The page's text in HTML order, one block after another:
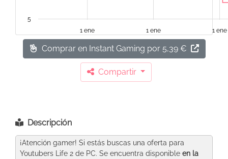
1 ene 1 ene 1 ene
5
Comprar en Instant Gaming por 5,39 €
Compartir
Descripción
¡Atención gamer! Si estás buscas una oferta para
Youtubers Life 2 de PC. Se encuentra disponible en la